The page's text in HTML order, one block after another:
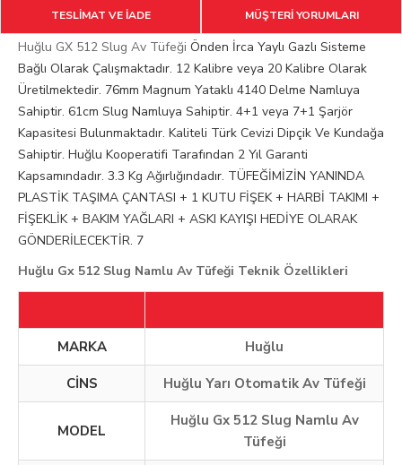
TESLİMAT VE İADE MÜŞTERİ YORUMLARI
Huğlu GX 512 Slug Av Tüfeği Önden İrca Yaylı Gazlı Sisteme
Bağlı Olarak Çalışmaktadır. 12 Kalibre veya 20 Kalibre Olarak
Üretilmektedir. 76mm Magnum Yataklı 4140 Delme Namluya
Sahiptir. 61cm Slug Namluya Sahiptir. 4+1 veya 7+1 Şarjör
Kapasitesi Bulunmaktadır. Kaliteli Türk Cevizi Dipçik Ve Kundağa
Sahiptir. Huğlu Kooperatifi Tarafından 2 Yıl Garanti
Kapsamındadır. 3.3 Kg Ağırlığındadır. TÜFEĞİMİZİN YANINDA
PLASTİK TAŞIMA ÇANTASI + 1 KUTU FİŞEK + HARBİ TAKIMI +
FİŞEKLİK + BAKIM YAĞLARI + ASKI KAYIŞI HEDİYE OLARAK
GÖNDERİLECEKTİR. 7
Huğlu Gx 512 Slug Namlu Av Tüfeği Teknik Özellikleri
MARKA Huğlu
CİNS Huğlu Yarı Otomatik Av Tüfeği
MODEL
Huğlu Gx 512 Slug Namlu Av
Tüfeği